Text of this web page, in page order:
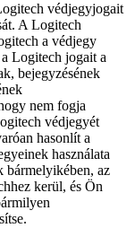
védjegyjogait
A Logitech
a védjegy
Logitech jogait a
bejegyzésének
nem fogja
védjegyét
hasonlít a
használata
bármelyikében, az
kerül, és Ön